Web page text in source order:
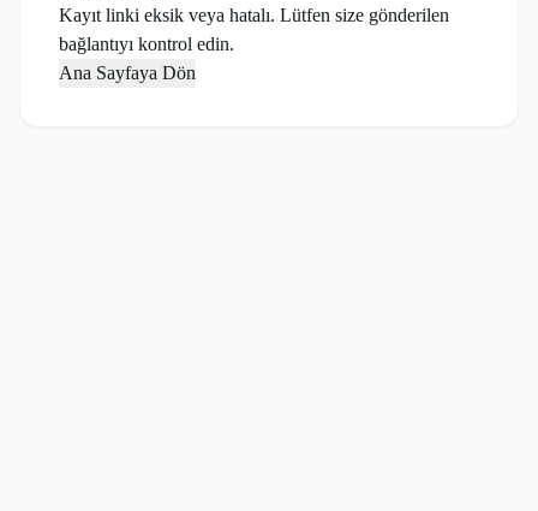
Kayıt linki eksik veya hatalı. Lütfen size gönderilen
bağlantıyı kontrol edin.
Ana Sayfaya Dön